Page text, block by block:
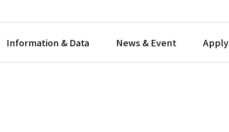
Information & Data News & Event Apply